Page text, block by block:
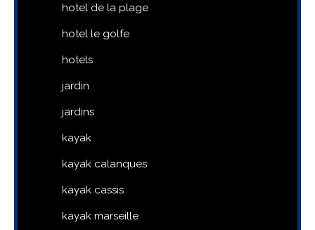
hotel de la plage
hotel le golfe
hotels
jardin
jardins
kayak
kayak calanques
kayak cassis
kayak marseille